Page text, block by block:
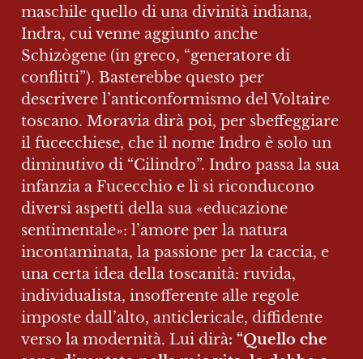
maschile quello di una divinità indiana,
Indra, cui venne aggiunto anche
Schizògene (in greco, “generatore di
conflitti”). Basterebbe questo per
descrivere l’anticonformismo del Voltaire
toscano. Moravia dirà poi, per sbeffeggiare
il fucecchiese, che il nome Indro è solo un
diminutivo di “Cilindro”. Indro passa la sua
infanzia a Fucecchio e lì si riconducono
diversi aspetti della sua «educazione
sentimentale»: l’amore per la natura
incontaminata, la passione per la caccia, e
una certa idea della toscanità: ruvida,
individualista, insofferente alle regole
imposte dall’alto, anticlericale, diffidente
verso la modernità. Lui dirà: “Quello che